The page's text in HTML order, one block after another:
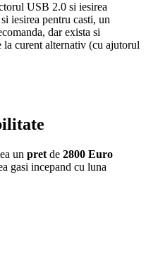
USB 2.0 si iesirea
iesirea pentru casti, un
dar exista si
la curent alternativ (cu ajutorul
un pret de 2800 Euro
gasi incepand cu luna